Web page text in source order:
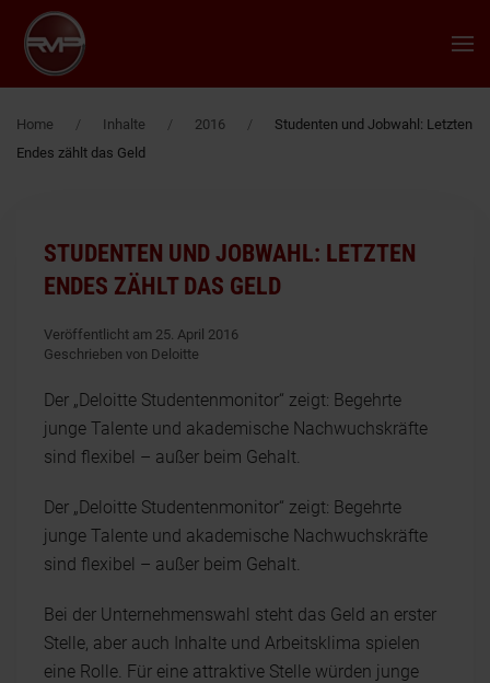
Zum Hauptinhalt springen
Home Inhalte 2016
Studenten und Jobwahl: Letzten
Endes zählt das Geld
STUDENTEN UND JOBWAHL: LETZTEN
ENDES ZÄHLT DAS GELD
Veröffentlicht am 25. April 2016
Geschrieben von Deloitte
Der „Deloitte Studentenmonitor“ zeigt: Begehrte
junge Talente und akademische Nachwuchskräfte
sind flexibel – außer beim Gehalt.
Der „Deloitte Studentenmonitor“ zeigt: Begehrte
junge Talente und akademische Nachwuchskräfte
sind flexibel – außer beim Gehalt.
Bei der Unternehmenswahl steht das Geld an erster
Stelle, aber auch Inhalte und Arbeitsklima spielen
eine Rolle. Für eine attraktive Stelle würden junge